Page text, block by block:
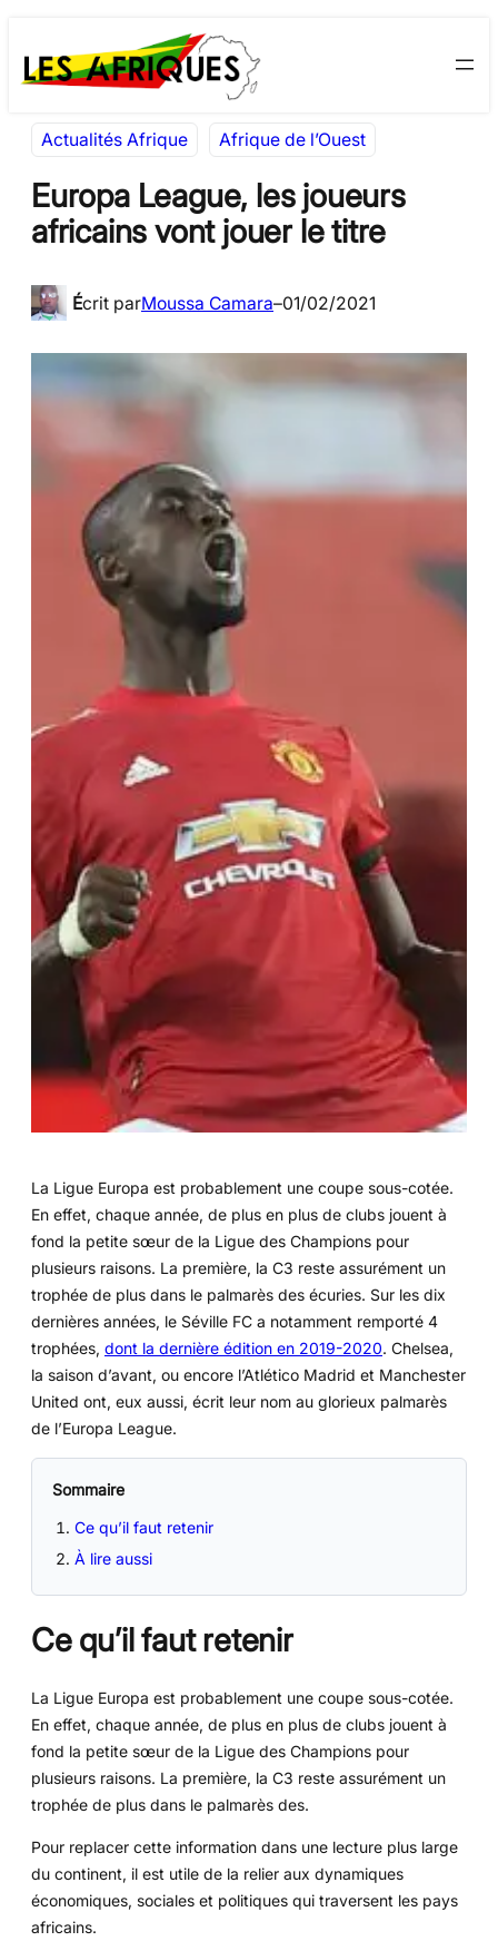
au
contenu
to
content
Actualités Afrique Afrique de l’Ouest
Europa League, les joueurs
africains vont jouer le titre
Écrit parMoussa Camara–01/02/2021
La Ligue Europa est probablement une coupe sous-cotée.
En effet, chaque année, de plus en plus de clubs jouent à
fond la petite sœur de la Ligue des Champions pour
plusieurs raisons. La première, la C3 reste assurément un
trophée de plus dans le palmarès des écuries. Sur les dix
dernières années, le Séville FC a notamment remporté 4
trophées, dont la dernière édition en 2019-2020. Chelsea,
la saison d’avant, ou encore l’Atlético Madrid et Manchester
United ont, eux aussi, écrit leur nom au glorieux palmarès
de l’Europa League.
Sommaire
Ce qu’il faut retenir
À lire aussi
Ce qu’il faut retenir
La Ligue Europa est probablement une coupe sous-cotée.
En effet, chaque année, de plus en plus de clubs jouent à
fond la petite sœur de la Ligue des Champions pour
plusieurs raisons. La première, la C3 reste assurément un
trophée de plus dans le palmarès des.
Pour replacer cette information dans une lecture plus large
du continent, il est utile de la relier aux dynamiques
économiques, sociales et politiques qui traversent les pays
africains.